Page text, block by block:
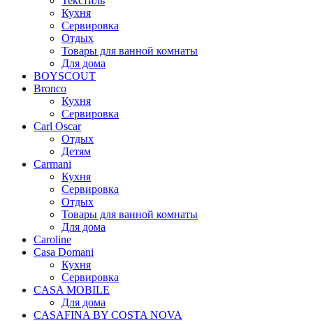
Кухня
Сервировка
Отдых
Товары для ванной комнаты
Для дома
BOYSCOUT
Bronco
Кухня
Сервировка
Carl Oscar
Отдых
Детям
Carmani
Кухня
Сервировка
Отдых
Товары для ванной комнаты
Для дома
Caroline
Casa Domani
Кухня
Сервировка
CASA MOBILE
Для дома
CASAFINA BY COSTA NOVA